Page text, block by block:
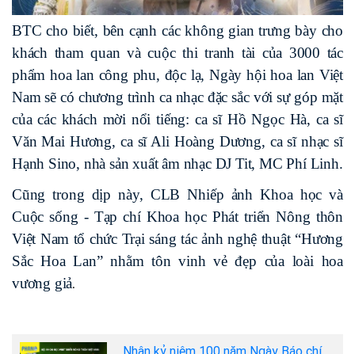
BTC cho biết, bên cạnh các không gian trưng bày cho
khách tham quan và cuộc thi tranh tài của 3000 tác
phẩm hoa lan công phu, độc lạ, Ngày hội hoa lan Việt
Nam sẽ có chương trình ca nhạc đặc sắc với sự góp mặt
của các khách mời nổi tiếng: ca sĩ Hồ Ngọc Hà, ca sĩ
Văn Mai Hương, ca sĩ Ali Hoàng Dương, ca sĩ nhạc sĩ
Hạnh Sino, nhà sản xuất âm nhạc DJ Tit, MC Phí Linh.
Cũng trong dịp này, CLB Nhiếp ảnh Khoa học và
Cuộc sống - Tạp chí Khoa học Phát triển Nông thôn
Việt Nam tổ chức Trại sáng tác ảnh nghệ thuật “Hương
Sắc Hoa Lan” nhằm tôn vinh vẻ đẹp của loài hoa
vương giả.
Nhân kỷ niệm 100 năm Ngày Báo chí